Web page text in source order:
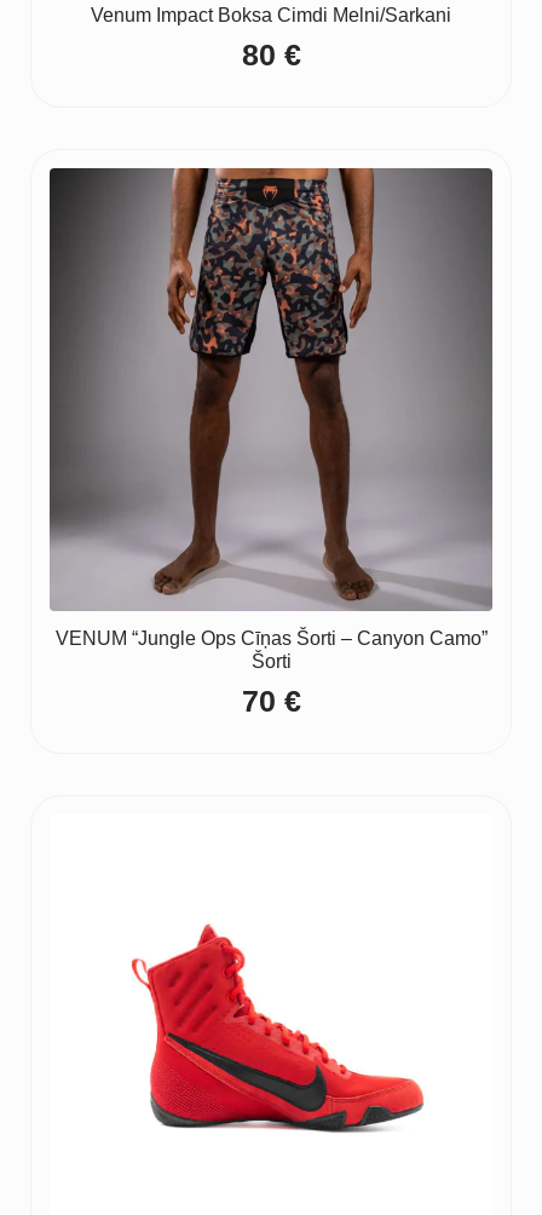
Venum Impact Boksa Cimdi Melni/Sarkani
80 €
VENUM “Jungle Ops Cīņas Šorti – Canyon Camo”
Šorti
70 €